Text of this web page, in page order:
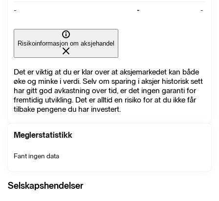
- - -
Risikoinformasjon om aksjehandel
Det er viktig at du er klar over at aksjemarkedet kan både
øke og minke i verdi. Selv om sparing i aksjer historisk sett
har gitt god avkastning over tid, er det ingen garanti for
fremtidig utvikling. Det er alltid en risiko for at du ikke får
tilbake pengene du har investert.
Meglerstatistikk
Fant ingen data
Selskapshendelser